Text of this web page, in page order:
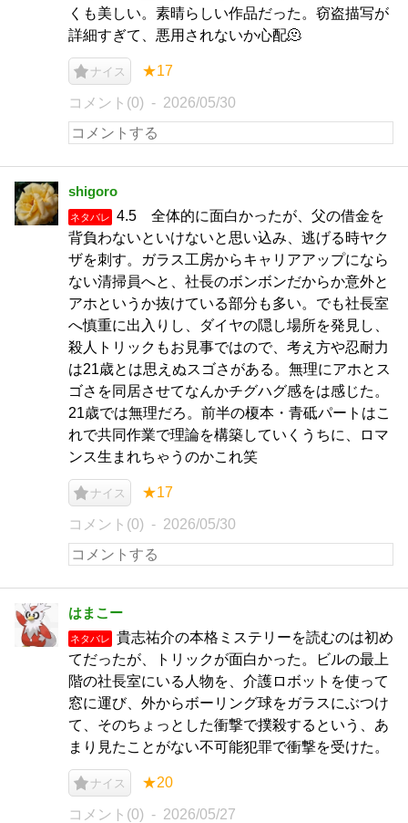
くも美しい。素晴らしい作品だった。窃盗描写が
詳細すぎて、悪用されないか心配🫠
ナイス ★17
コメント(0) 2026/05/30
shigoro
ネタバレ
4.5 全体的に面白かったが、父の借金を
背負わないといけないと思い込み、逃げる時ヤク
ザを刺す。ガラス工房からキャリアアップになら
ない清掃員へと、社長のボンボンだからか意外と
アホというか抜けている部分も多い。でも社長室
へ慎重に出入りし、ダイヤの隠し場所を発見し、
殺人トリックもお見事ではので、考え方や忍耐力
は21歳とは思えぬスゴさがある。無理にアホとス
ゴさを同居させてなんかチグハグ感をは感じた。
21歳では無理だろ。前半の榎本・青砥パートはこ
れで共同作業で理論を構築していくうちに、ロマ
ンス生まれちゃうのかこれ笑
ナイス ★17
コメント(0) 2026/05/30
はまこー
ネタバレ
貴志祐介の本格ミステリーを読むのは初め
てだったが、トリックが面白かった。ビルの最上
階の社長室にいる人物を、介護ロボットを使って
窓に運び、外からボーリング球をガラスにぶつけ
て、そのちょっとした衝撃で撲殺するという、あ
まり見たことがない不可能犯罪で衝撃を受けた。
ナイス ★20
コメント(0) 2026/05/27